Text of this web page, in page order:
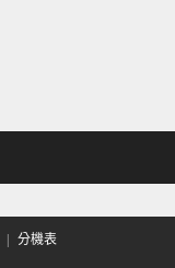
分機表